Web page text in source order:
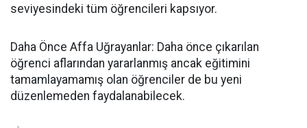
seviyesindeki tüm öğrencileri kapsıyor.
​Daha Önce Affa Uğrayanlar: Daha önce çıkarılan
öğrenci aflarından yararlanmış ancak eğitimini
tamamlayamamış olan öğrenciler de bu yeni
düzenlemeden faydalanabilecek.